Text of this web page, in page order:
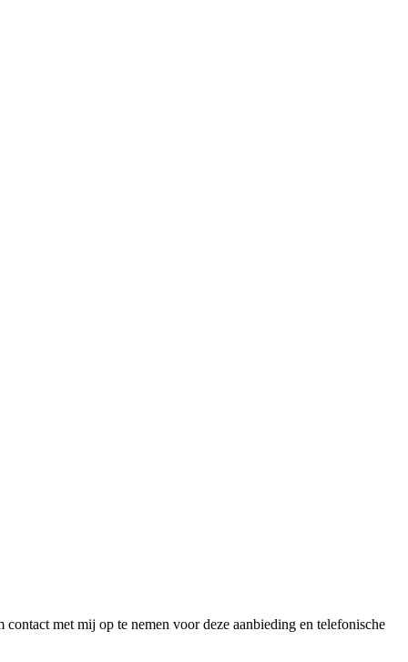
met mij op te nemen voor deze aanbieding en telefonische